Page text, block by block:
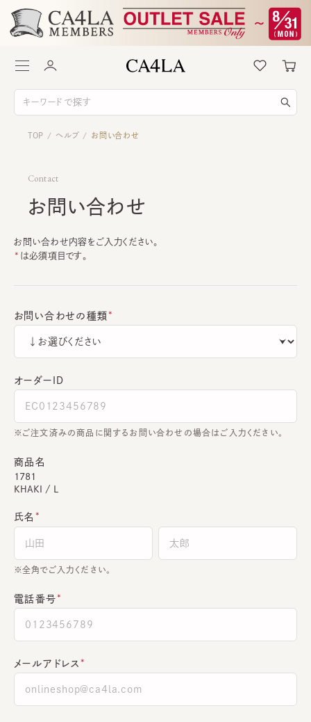
TOP / ヘルプ / お問い合わせ
Contact
お問い合わせ
お問い合わせ内容をご入力ください。
は必須項目です。
お問い合わせの種類
オーダーＩＤ
ご注文済みの商品に関するお問い合わせの場合はご入力ください。
商品名
1781
KHAKI / L
氏名
全角でご入力ください。
電話番号
メールアドレス